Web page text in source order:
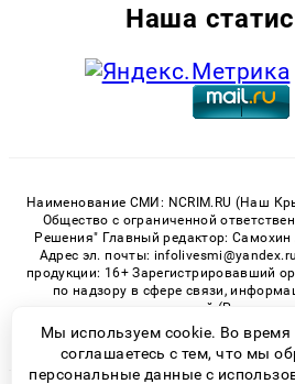
Наша
Наименование СМИ: NCRIM.RU (Наш
Общество с ограниченной
Решения" Главный редактор:
Адрес эл. почты:
продукции: 16+ Зарегистрировавший
по надзору в сфере связи,
массовых коммуникаций
номер СМИ ЭЛ № ФС 77 -
Мы используем cookie. Во
соглашаетесь с тем, что мы
персональные данные с